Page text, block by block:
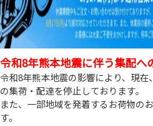
令和8年熊本地震に伴う集配へ
令和8年熊本地震の影響により、現
の集荷・配達を停止しております。
また、一部地域を発着するお荷物の
す。